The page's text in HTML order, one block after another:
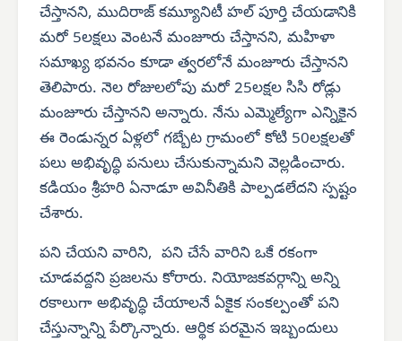
చేస్తానని, ముదిరాజ్ కమ్యూనిటీ హల్ పూర్తి చేయడానికి
మరో 5లక్షలు వెంటనే మంజూరు చేస్తానని, మహిళా
సమాఖ్య భవనం కూడా త్వరలోనే మంజూరు చేస్తానని
తెలిపారు. నెల రోజులలోపు మరో 25లక్షల సిసి రోడ్లు
మంజూరు చేస్తానని అన్నారు. నేను ఎమ్మెల్యేగా ఎన్నికైన
ఈ రెండున్నర ఏళ్లలో గబ్బేట గ్రామంలో కోటి 50లక్షలతో
పలు అభివృద్ధి పనులు చేసుకున్నామని వెల్లడించారు.
కడియం శ్రీహరి ఏనాడూ అవినీతికి పాల్పడలేదని స్పష్టం
చేశారు.
పని చేయని వారిని, పని చేసే వారిని ఒకే రకంగా
చూడవద్దని ప్రజలను కోరారు. నియోజకవర్గాన్ని అన్ని
రకాలుగా అభివృద్ధి చేయాలనే ఏకైక సంకల్పంతో పని
చేస్తున్నాన్ని పేర్కొన్నారు. ఆర్థిక పరమైన ఇబ్బందులు